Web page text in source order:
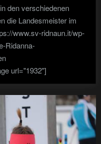
den verschiedenen
die Landesmeister im
www.sv-ridnaun.it/wp-
Ridanna-
url="1932"]